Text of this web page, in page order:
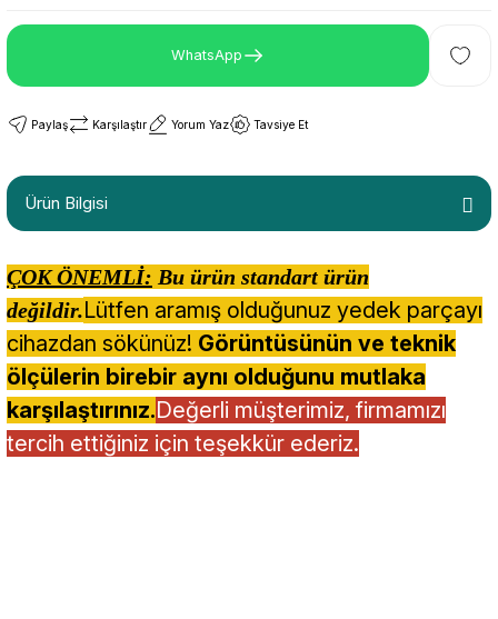
WhatsApp
Paylaş Karşılaştır Yorum Yaz Tavsiye Et
Ürün Bilgisi
ÇOK ÖNEMLİ: Bu ürün standart ürün
değildir.Lütfen aramış olduğunuz yedek parçayı
cihazdan sökünüz! Görüntüsünün ve teknik
ölçülerin birebir aynı olduğunu mutlaka
karşılaştırınız.Değerli müşterimiz, firmamızı
tercih ettiğiniz için teşekkür ederiz.